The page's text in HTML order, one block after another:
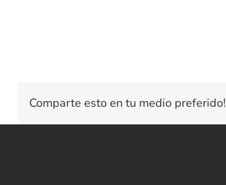
Comparte esto en tu medio preferido!